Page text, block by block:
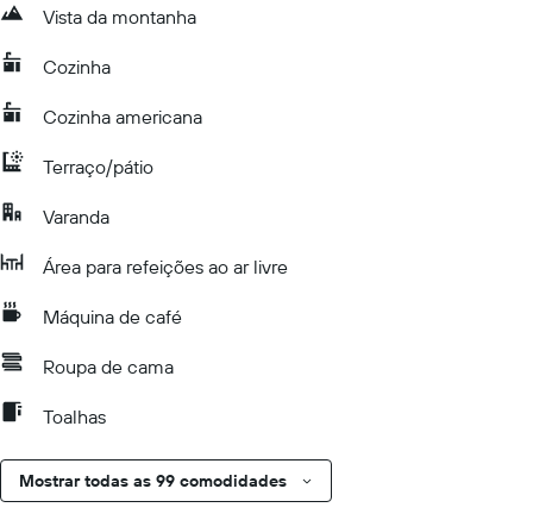
Vista da montanha
Cozinha
Cozinha americana
Terraço/pátio
Varanda
Área para refeições ao ar livre
Máquina de café
Roupa de cama
Toalhas
Mostrar todas as 99 comodidades